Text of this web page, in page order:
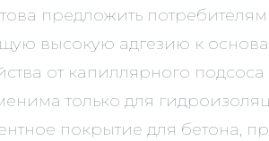
предложить
высокую адгезию к
от капиллярного подсоса
только для
покрытие для бетона,